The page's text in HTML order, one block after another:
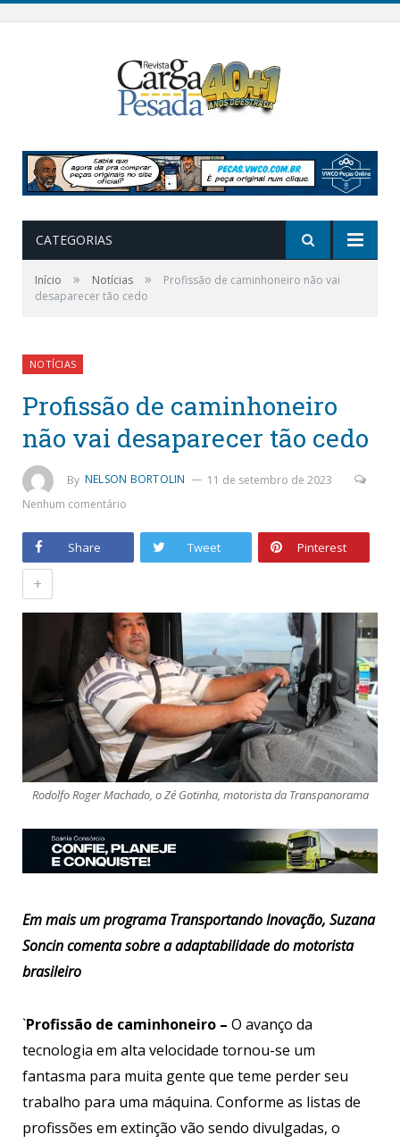
CATEGORIAS
Início » Notícias »
Profissão de caminhoneiro não vai
desaparecer tão cedo
NOTÍCIAS
Profissão de caminhoneiro
não vai desaparecer tão cedo
By NELSON BORTOLIN
11 de setembro de 2023
Nenhum comentário
Share Tweet Pinterest
+
Rodolfo Roger Machado, o Zé Gotinha, motorista da Transpanorama
Em mais um programa Transportando Inovação, Suzana
Soncin comenta sobre a adaptabilidade do motorista
brasileiro
`Profissão de caminhoneiro – O avanço da
tecnologia em alta velocidade tornou-se um
fantasma para muita gente que teme perder seu
trabalho para uma máquina. Conforme as listas de
profissões em extinção vão sendo divulgadas, o